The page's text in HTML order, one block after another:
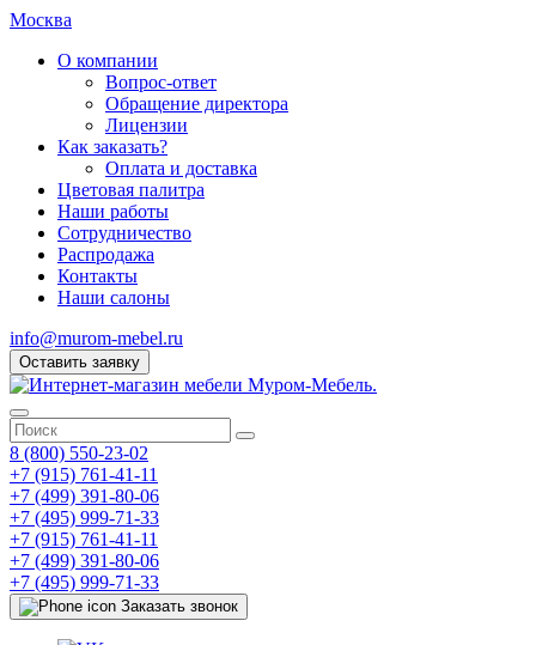
Москва
О компании
Вопрос-ответ
Обращение директора
Лицензии
Как заказать?
Оплата и доставка
Цветовая палитра
Наши работы
Сотрудничество
Распродажа
Контакты
Наши салоны
info@murom-mebel.ru
Оставить заявку
8 (800) 550-23-02
+7 (915) 761-41-11
+7 (499) 391-80-06
+7 (495) 999-71-33
+7 (915) 761-41-11
+7 (499) 391-80-06
+7 (495) 999-71-33
Заказать звонок